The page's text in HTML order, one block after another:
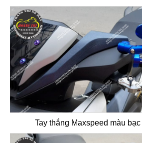
Tay thắng Maxspeed màu